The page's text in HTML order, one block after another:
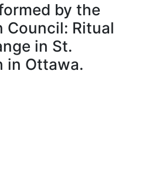
by the
Council: Ritual
in St.
in Ottawa.